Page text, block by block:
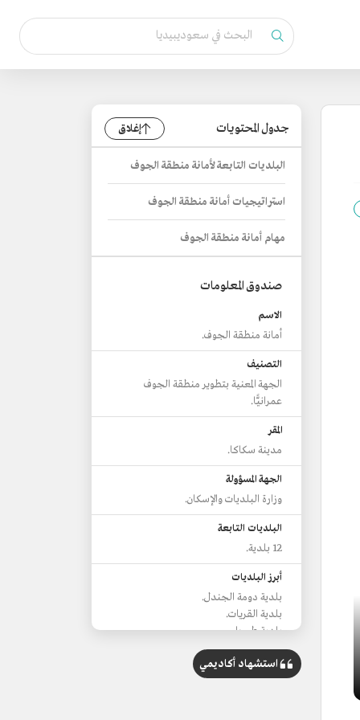
جدول المحتويات إغلاق
البلديات التابعة لأمانة منطقة الجوف
استراتيجيات أمانة منطقة الجوف
مهام أمانة منطقة الجوف
صندوق المعلومات
الاسم
أمانة منطقة الجوف.
التصنيف
الجهة المعنية بتطوير منطقة الجوف
عمرانيًّا.
المقر
مدينة سكاكا.
الجهة المسؤولة
وزارة البلديات والإسكان.
البلديات التابعة
12 بلدية.
أبرز البلديات
بلدية دومة الجندل.
بلدية القريات.
بلدية طبرجل.
بلدية صوير.
بلدية العيساوية.
استشهاد أكاديمي